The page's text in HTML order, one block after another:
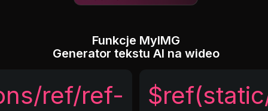
Funkcje MyIMG
Generator tekstu AI na wideo
ref/ref-